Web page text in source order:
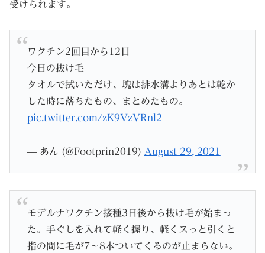
受けられます。
ワクチン2回目から12日
今日の抜け毛
タオルで拭いただけ、塊は排水溝よりあとは乾か
した時に落ちたもの、まとめたもの。
pic.twitter.com/zK9VzVRnl2
— あん (@Footprin2019) August 29, 2021
モデルナワクチン接種3日後から抜け毛が始まっ
た。手ぐしを入れて軽く握り、軽くスっと引くと
指の間に毛が7〜8本ついてくるのが止まらない。